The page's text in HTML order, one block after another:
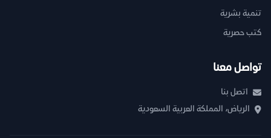
تنمية بشرية
كتب حصرية
تواصل معنا
اتصل بنا
الرياض، المملكة العربية السعودية